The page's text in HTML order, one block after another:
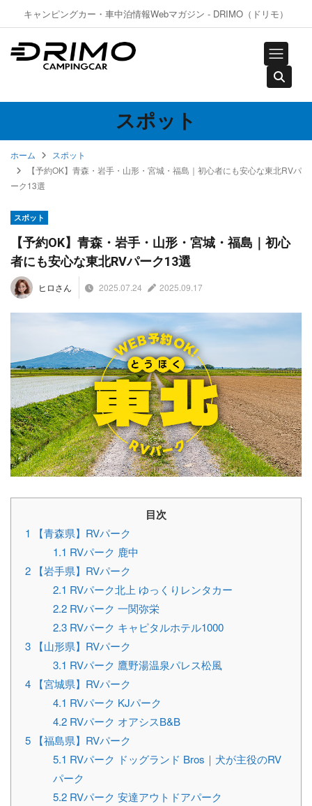
キャンピングカー・車中泊情報Webマガジン - DRIMO（ドリモ）
スポット
ホーム
スポット
【予約OK】青森・岩手・山形・宮城・福島｜初心者にも安心な東北RVパ
ーク13選
スポット
【予約OK】青森・岩手・山形・宮城・福島｜初心
者にも安心な東北RVパーク13選
ヒロさん 2025.07.24 2025.09.17
目次
1 【青森県】RVパーク
1.1 RVパーク 鹿中
2 【岩手県】RVパーク
2.1 RVパーク北上 ゆっくりレンタカー
2.2 RVパーク 一関弥栄
2.3 RVパーク キャピタルホテル1000
3 【山形県】RVパーク
3.1 RVパーク 鷹野湯温泉パレス松風
4 【宮城県】RVパーク
4.1 RVパーク KJパーク
4.2 RVパーク オアシスB&B
5 【福島県】RVパーク
5.1 RVパーク ドッグランド Bros｜犬が主役のRV
パーク
5.2 RVパーク 安達アウトドアパーク